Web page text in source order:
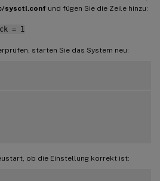
sysctl.conf und fügen Sie die Zeile hinzu:
= 1
starten Sie das System neu:
ob die Einstellung korrekt ist: